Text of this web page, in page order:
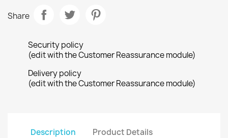
Share
Security policy
(edit with the Customer Reassurance module)
Delivery policy
(edit with the Customer Reassurance module)
Description
Product Details